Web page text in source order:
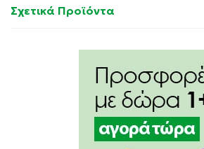
Σχετικά Προϊόντα